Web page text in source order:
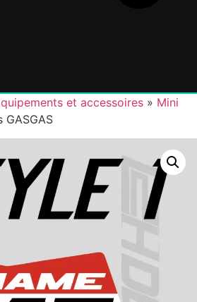
et accessoires » Mini
GASGAS